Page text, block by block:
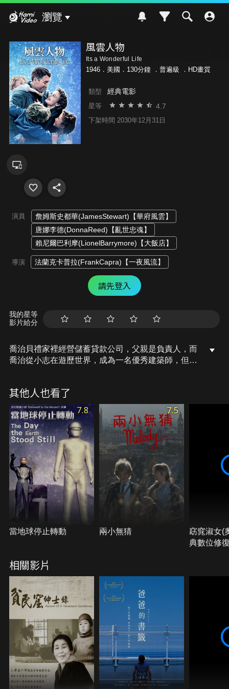
瀏覽
風雲人物
Its a Wonderful Life
1946．美國．130分鐘 ． 普遍級 ．HD畫質
類型 經典電影
星等 4.7
下架時間 2030年12月31日
演員
詹姆斯史都華(JamesStewart)【華府風雲】
唐娜李德(DonnaReed)【亂世忠魂】
賴尼爾巴利摩(LionelBarrymore)【大飯店】
導演 法蘭克卡普拉(FrankCapra)【一夜風流】
請先登入
我的星等
影片給分
喬治貝禮家裡經營儲蓄貸款公司，父親是負責人，而
喬治從小志在遊歷世界，成為一名優秀建築師，但善
獻給小鎮，卻在某次意外讓公司面臨破產危機…
其他人也看了
7.8
當地球停止轉動
7.5
兩小無猜
窈窕淑女(
典數位修
相關影片